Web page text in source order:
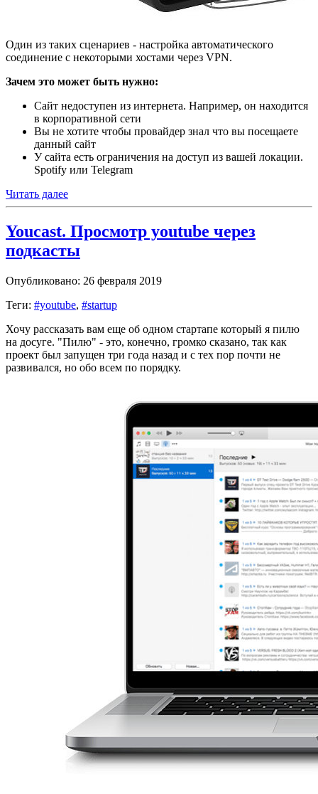
Один из таких сценариев - настройка автоматического
соединение с некоторыми хостами через VPN.
Зачем это может быть нужно:
Сайт недоступен из интернета. Например, он находится
в корпоративной сети
Вы не хотите чтобы провайдер знал что вы посещаете
данный сайт
У сайта есть ограничения на доступ из вашей локации.
Spotify или Telegram
Читать далее
Youcast. Просмотр youtube через
подкасты
Опубликовано: 26 февраля 2019
Теги: #youtube, #startup
Хочу рассказать вам еще об одном стартапе который я пилю
на досуге. "Пилю" - это, конечно, громко сказано, так как
проект был запущен три года назад и с тех пор почти не
развивался, но обо всем по порядку.